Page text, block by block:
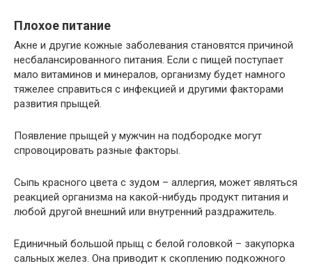
Плохое питание
Акне и другие кожные заболевания становятся причиной
несбалансированного питания. Если с пищей поступает
мало витаминов и минералов, организму будет намного
тяжелее справиться с инфекцией и другими факторами
развития прыщей.
Появление прыщей у мужчин на подбородке могут
спровоцировать разные факторы.
Сыпь красного цвета с зудом – аллергия, может являться
реакцией организма на какой-нибудь продукт питания и
любой другой внешний или внутренний раздражитель.
Единичный большой прыщ с белой головкой – закупорка
сальных желез. Она приводит к скоплению подкожного